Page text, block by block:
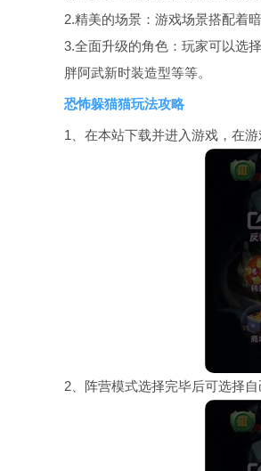
2.精美的场景：游戏场景搭配着
3.全面升级的角色：玩家可以选
胖阿武新时装造型等等。
恐怖躲猫猫玩法攻略
1、在本站下载并进入游戏，在
2、阵营模式选择完毕后可选择